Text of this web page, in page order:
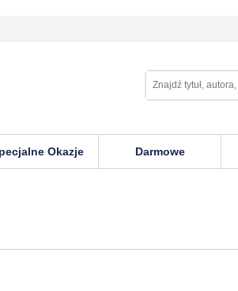
Okazje Darmowe